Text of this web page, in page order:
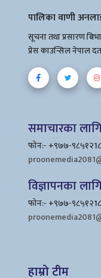
पालिका वाणी
सूचना तथा प्रसारण
प्रेस काउन्सिल नेपाल
समाचारका
फोन:- +९७७-
विज्ञापनका
फोन:- +९७७-
हाम्रो टीम